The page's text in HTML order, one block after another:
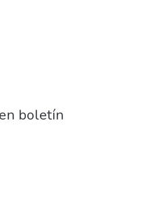
boletín